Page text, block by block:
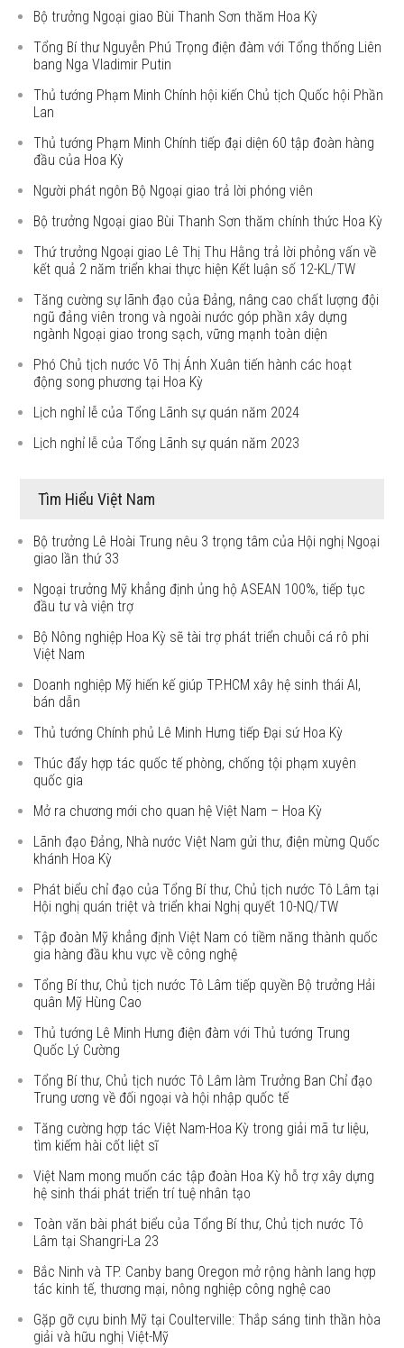
Bộ trưởng Ngoại giao Bùi Thanh Sơn thăm Hoa Kỳ
Tổng Bí thư Nguyễn Phú Trọng điện đàm với Tổng thống Liên
bang Nga Vladimir Putin
Thủ tướng Phạm Minh Chính hội kiến Chủ tịch Quốc hội Phần
Lan
Thủ tướng Phạm Minh Chính tiếp đại diện 60 tập đoàn hàng
đầu của Hoa Kỳ
Người phát ngôn Bộ Ngoại giao trả lời phóng viên
Bộ trưởng Ngoại giao Bùi Thanh Sơn thăm chính thức Hoa Kỳ
Thứ trưởng Ngoại giao Lê Thị Thu Hằng trả lời phỏng vấn về
kết quả 2 năm triển khai thực hiện Kết luận số 12-KL/TW
Tăng cường sự lãnh đạo của Đảng, nâng cao chất lượng đội
ngũ đảng viên trong và ngoài nước góp phần xây dựng
ngành Ngoại giao trong sạch, vững mạnh toàn diện
Phó Chủ tịch nước Võ Thị Ánh Xuân tiến hành các hoạt
động song phương tại Hoa Kỳ
Lịch nghỉ lễ của Tổng Lãnh sự quán năm 2024
Lịch nghỉ lễ của Tổng Lãnh sự quán năm 2023
Tìm Hiểu Việt Nam
Bộ trưởng Lê Hoài Trung nêu 3 trọng tâm của Hội nghị Ngoại
giao lần thứ 33
Ngoại trưởng Mỹ khẳng định ủng hộ ASEAN 100%, tiếp tục
đầu tư và viện trợ
Bộ Nông nghiệp Hoa Kỳ sẽ tài trợ phát triển chuỗi cá rô phi
Việt Nam
Doanh nghiệp Mỹ hiến kế giúp TP.HCM xây hệ sinh thái AI,
bán dẫn
Thủ tướng Chính phủ Lê Minh Hưng tiếp Đại sứ Hoa Kỳ
Thúc đẩy hợp tác quốc tế phòng, chống tội phạm xuyên
quốc gia
Mở ra chương mới cho quan hệ Việt Nam – Hoa Kỳ
Lãnh đạo Đảng, Nhà nước Việt Nam gửi thư, điện mừng Quốc
khánh Hoa Kỳ
Phát biểu chỉ đạo của Tổng Bí thư, Chủ tịch nước Tô Lâm tại
Hội nghị quán triệt và triển khai Nghị quyết 10-NQ/TW
Tập đoàn Mỹ khẳng định Việt Nam có tiềm năng thành quốc
gia hàng đầu khu vực về công nghệ
Tổng Bí thư, Chủ tịch nước Tô Lâm tiếp quyền Bộ trưởng Hải
quân Mỹ Hùng Cao
Thủ tướng Lê Minh Hưng điện đàm với Thủ tướng Trung
Quốc Lý Cường
Tổng Bí thư, Chủ tịch nước Tô Lâm làm Trưởng Ban Chỉ đạo
Trung ương về đối ngoại và hội nhập quốc tế
Tăng cường hợp tác Việt Nam-Hoa Kỳ trong giải mã tư liệu,
tìm kiếm hài cốt liệt sĩ
Việt Nam mong muốn các tập đoàn Hoa Kỳ hỗ trợ xây dựng
hệ sinh thái phát triển trí tuệ nhân tạo
Toàn văn bài phát biểu của Tổng Bí thư, Chủ tịch nước Tô
Lâm tại Shangri-La 23
Bắc Ninh và TP. Canby bang Oregon mở rộng hành lang hợp
tác kinh tế, thương mại, nông nghiệp công nghệ cao
Gặp gỡ cựu binh Mỹ tại Coulterville: Thắp sáng tinh thần hòa
giải và hữu nghị Việt-Mỹ